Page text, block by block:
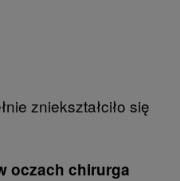
zniekształciło się
oczach chirurga